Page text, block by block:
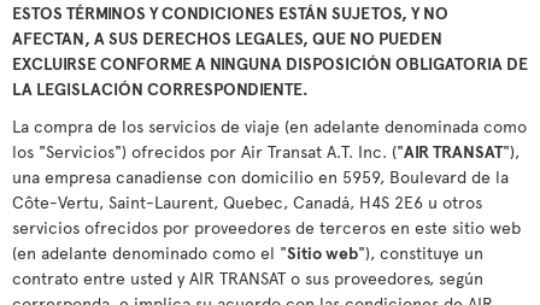
ESTOS TÉRMINOS Y CONDICIONES ESTÁN SUJETOS, Y NO
AFECTAN, A SUS DERECHOS LEGALES, QUE NO PUEDEN
EXCLUIRSE CONFORME A NINGUNA DISPOSICIÓN OBLIGATORIA DE
LA LEGISLACIÓN CORRESPONDIENTE.
La compra de los servicios de viaje (en adelante denominada como
los "Servicios") ofrecidos por Air Transat A.T. Inc. ("AIR TRANSAT"),
una empresa canadiense con domicilio en 5959, Boulevard de la
Côte-Vertu, Saint-Laurent, Quebec, Canadá, H4S 2E6 u otros
servicios ofrecidos por proveedores de terceros en este sitio web
(en adelante denominado como el "Sitio web"), constituye un
contrato entre usted y AIR TRANSAT o sus proveedores, según